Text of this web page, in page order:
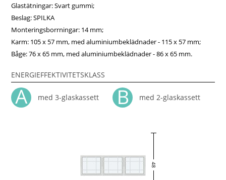
Glastätningar: Svart gummi;
Beslag: SPILKA
Monteringsborrningar: 14 mm;
Karm: 105 x 57 mm, med aluminiumbeklädnader - 115 x 57 mm;
Båge: 76 x 65 mm, med aluminiumbeklädnader - 86 x 65 mm.
ENERGIEFFEKTIVITETSKLASS
med 3-glaskassett med 2-glaskassett
48